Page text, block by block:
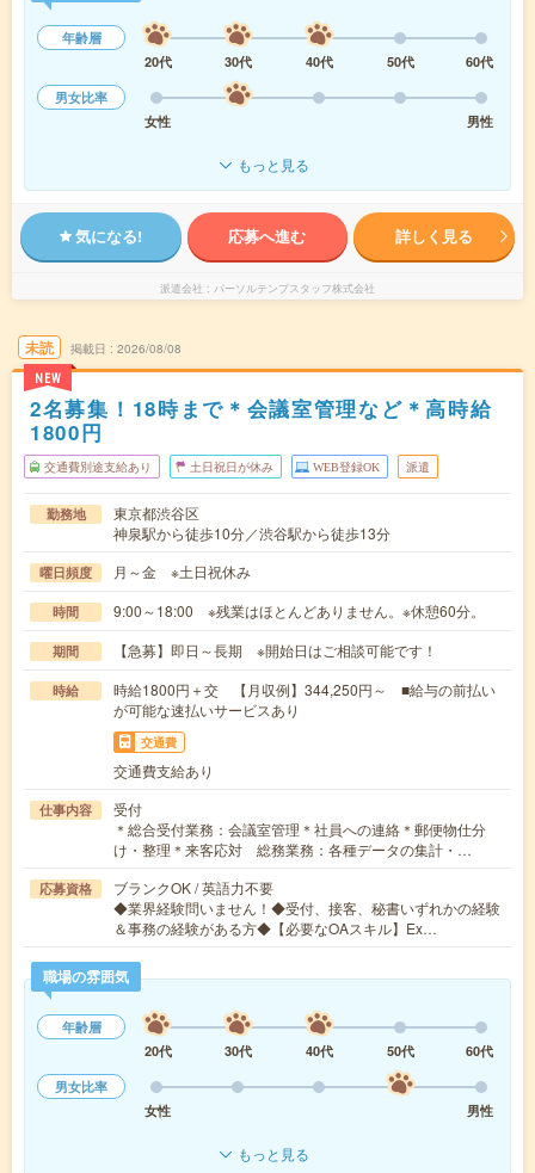
年齢層
20代
30代 40代 50代
60代
男女比率
女性
男性
もっと見る
気になる! 応募へ進む 詳しく見る
派遣会社 パーソルテンプスタッフ株式会社
未読
NEW
掲載日 2026/08/08
2名募集！18時まで＊会議室管理など＊高時給
1800円
交通費別途支給あり 土日祝日が休み WEB登録OK 派遣
勤務地
東京都渋谷区
神泉駅から徒歩10分／渋谷駅から徒歩13分
曜日頻度 月～金 ※土日祝休み
時間 9:00～18:00 ※残業はほとんどありません。※休憩60分。
期間 【急募】即日～長期 ※開始日はご相談可能です！
時給
時給1800円＋交 【月収例】344,250円～ ■給与の前払い
が可能な速払いサービスあり
交通費
交通費支給あり
仕事内容
受付
＊総合受付業務：会議室管理＊社員への連絡＊郵便物仕分
け・整理＊来客応対 総務業務：各種データの集計・…
応募資格
ブランクOK / 英語力不要
◆業界経験問いません！◆受付、接客、秘書いずれかの経験
＆事務の経験がある方◆【必要なOAスキル】Ex…
職場の雰囲気
年齢層
20代
30代 40代 50代
60代
男女比率
女性
男性
もっと見る